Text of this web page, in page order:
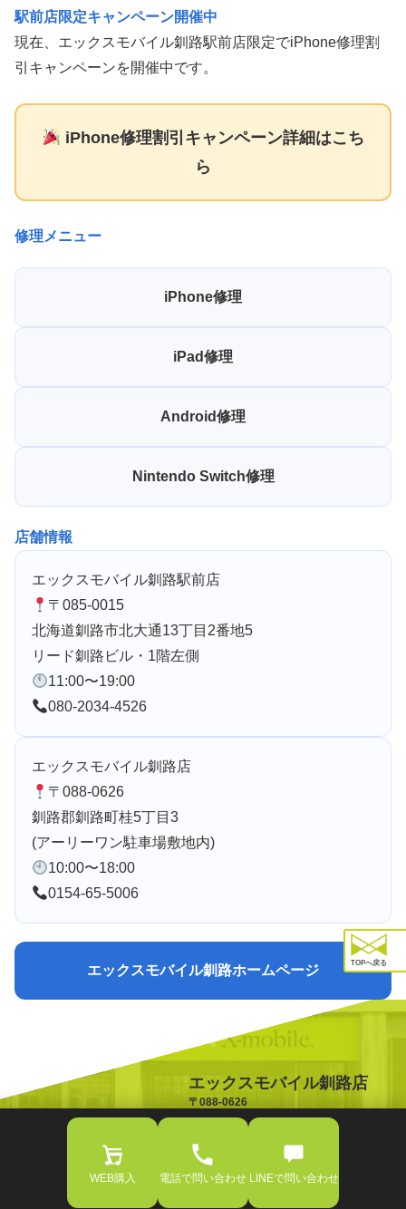
駅前店限定キャンペーン開催中
現在、エックスモバイル釧路駅前店限定でiPhone修理割
引キャンペーンを開催中です。
iPhone修理割引キャンペーン詳細はこち
ら
修理メニュー
iPhone修理
iPad修理
Android修理
Nintendo Switch修理
店舗情報
エックスモバイル釧路駅前店
〒085-0015
北海道釧路市北大通13丁目2番地5
リード釧路ビル・1階左側
11:00〜19:00
080-2034-4526
エックスモバイル釧路店
〒088-0626
釧路郡釧路町桂5丁目3
(アーリーワン駐車場敷地内)
10:00〜18:00
0154-65-5006
エックスモバイル釧路ホームページ
エックスモバイル釧路店. all right reserved.
エックスモバイル釧路店
〒088-0626
北海道釧路郡釧路町桂5丁目3
OPEN:10:00-18:00
TOPへ戻る
WEB購入 電話で問い合わせ LINEで問い合わせ